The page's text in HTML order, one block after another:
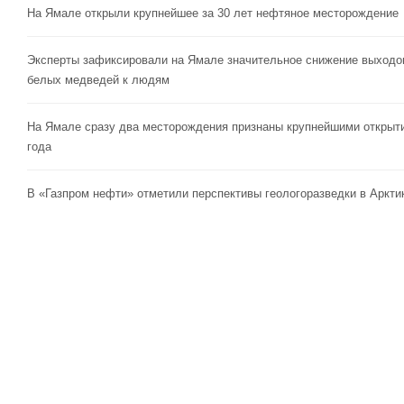
На Ямале открыли крупнейшее за 30 лет нефтяное месторождение
Эксперты зафиксировали на Ямале значительное снижение
белых медведей к людям
На Ямале сразу два месторождения признаны крупнейшими
года
В «Газпром нефти» отметили перспективы геологоразведки в